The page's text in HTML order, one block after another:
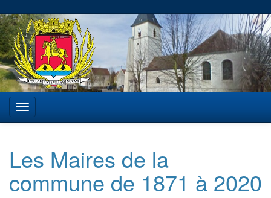
Les Maires de la
commune de 1871 à 2020